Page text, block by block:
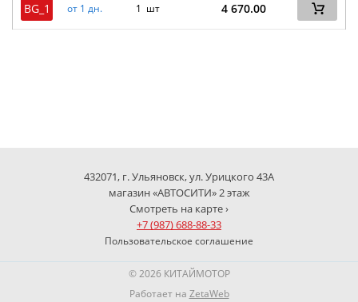
BG_1
от 1 дн. 1 шт 4 670.00
432071, г. Ульяновск, ул. Урицкого 43А
магазин «АВТОСИТИ» 2 этаж
Смотреть на карте ›
+7 (987) 688-88-33
Пользовательское соглашение
© 2026 КИТАЙМОТОР
Работает на ZetaWeb